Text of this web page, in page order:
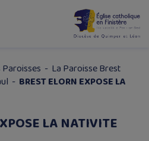
- La Paroisse Brest
- BREST ELORN EXPOSE LA
LA NATIVITE